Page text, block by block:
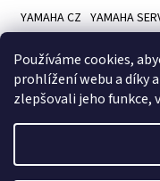
Používáme cookies,
prohlížení webu a díky
zlepšovali jeho funkce,
p
YAMAHA CZ YAMAHA